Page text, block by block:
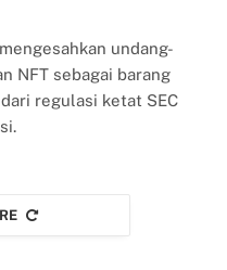
undang-
NFT sebagai barang
regulasi ketat SEC